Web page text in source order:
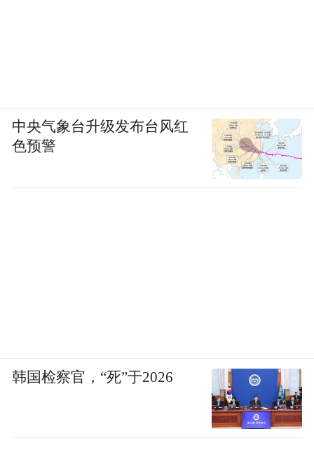
中央气象台升级发布台风红
色预警
韩国检察官，“死”于2026